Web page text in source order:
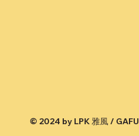
© 2024 by LPK 雅風 / GAFU